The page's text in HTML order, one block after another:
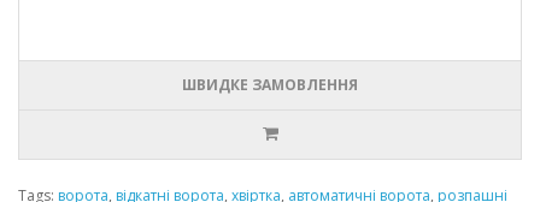
ШВИДКЕ ЗАМОВЛЕННЯ
Tags: ворота, відкатні ворота, хвіртка, автоматичні ворота, розпашні